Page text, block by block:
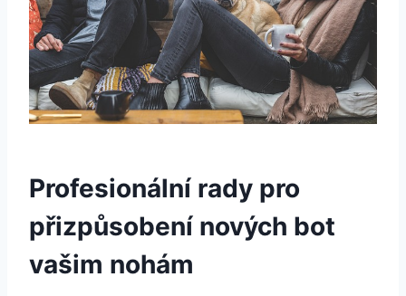
Profesionální rady pro
přizpůsobení nových bot
vašim nohám